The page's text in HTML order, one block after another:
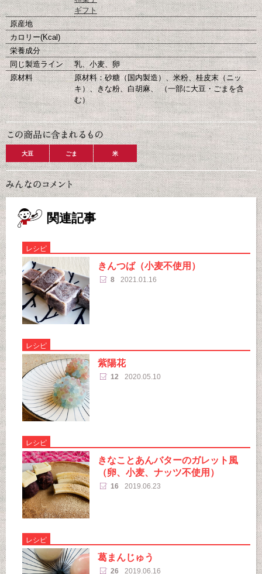
ギフト
原産地
カロリー(Kcal)
栄養成分
同じ製造ライン
乳、小麦、卵
原材料
原材料：砂糖（国内製造）、米粉、桂皮末（ニッ
キ）、きな粉、白胡麻、 （一部に大豆・ごまを含
む）
大豆 ごま 米
関連記事
レシピ
きんつば（小麦不使用）
8 2021.01.16
レシピ
紫陽花
12 2020.05.10
レシピ
きなことあんバターのガレット風
（卵、小麦、ナッツ不使用）
16 2019.06.23
レシピ
葛まんじゅう
26 2019.06.16